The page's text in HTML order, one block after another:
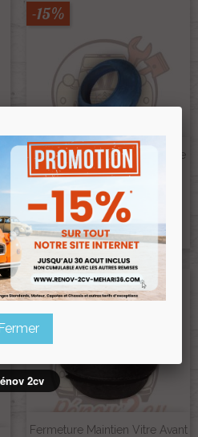
Caoutchouc Noir De Goulotte
De Reservoir 2cv
4,85 €
Prix public :4,12 €
Prix clubRenov 2cv:4,12 €
-15%
Fermeture Maintien Vitre Avant
-15%
Fermer
2cv